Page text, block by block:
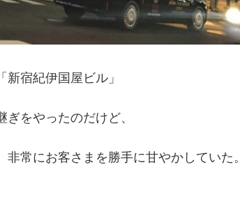
宿紀伊国屋ビル」
をやったのだけど、
常にお客さまを勝手に甘やかしていた。